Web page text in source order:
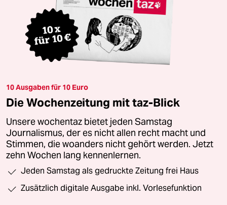
10 Ausgaben für 10 Euro
Die Wochenzeitung mit taz-Blick
Unsere wochentaz bietet jeden Samstag
Journalismus, der es nicht allen recht macht und
Stimmen, die woanders nicht gehört werden. Jetzt
zehn Wochen lang kennenlernen.
Jeden Samstag als gedruckte Zeitung frei Haus
Zusätzlich digitale Ausgabe inkl. Vorlesefunktion